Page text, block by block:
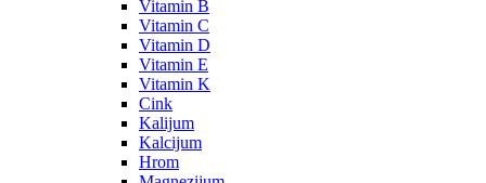
Vitamin B
Vitamin C
Vitamin D
Vitamin E
Vitamin K
Cink
Kalijum
Kalcijum
Hrom